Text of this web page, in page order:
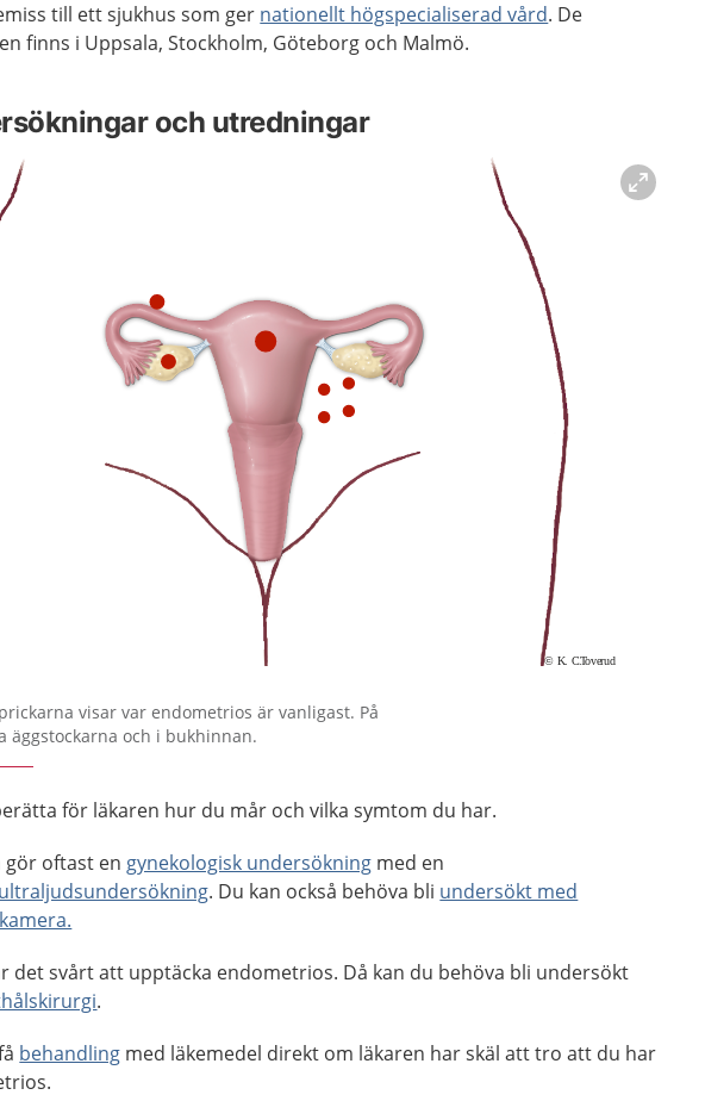
till ett sjukhus som ger nationellt högspecialiserad vård. De
finns i Uppsala, Stockholm, Göteborg och Malmö.
och utredningar
bilden visar var endometrios är vanligast. På
äggstockarna och i bukhinnan.
för läkaren hur du mår och vilka symtom du har.
gör oftast engynekologisk undersökning med en
ultraljudsundersökning. Du kan också behöva bli undersökt med
det svårt att upptäcka endometrios. Då kan du behöva bli undersökt
.
behandling med läkemedel direkt om läkaren har skäl att tro att du har